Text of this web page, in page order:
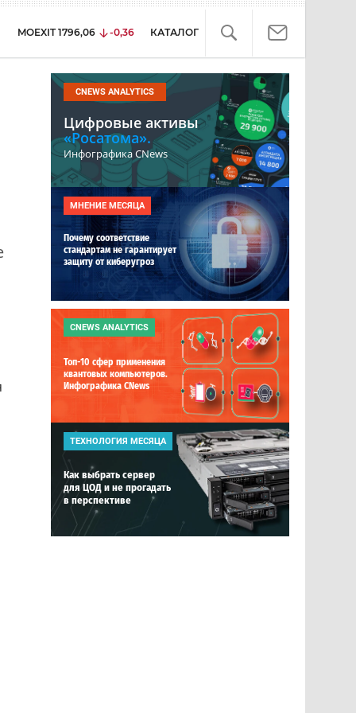
MOEXIT 1796,06 -0,36 КАТАЛОГ
CNEWS ANALYTICS
Цифровые активы
«Росатома».
Инфографика CNews
МНЕНИЕ МЕСЯЦА
Почему соответствие
стандартам не гарантирует
защиту от киберугроз
CNEWS ANALYTICS
Топ-10 сфер применения
квантовых компьютеров.
Инфографика CNews
ТЕХНОЛОГИЯ МЕСЯЦА
Как выбрать сервер
для ЦОД и не прогадать
в перспективе